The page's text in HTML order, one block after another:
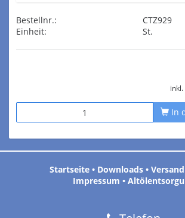
Bestellnr.:
CTZ929
Einheit:
St.
inkl.
In
Startseite• Downloads•
Impressum •